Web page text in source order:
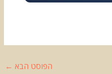
הפוסט הבא ←